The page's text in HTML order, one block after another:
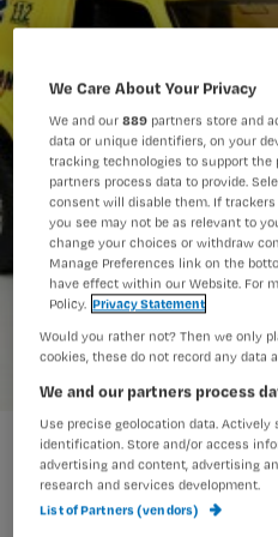
ambulance-1314422-
We Care About Your Privacy
We and our889 partners store and
data or unique identifiers, on your
tracking technologies to support the
partners process data to provide.
consent will disable them. If
you see may not be as relevant to
change your choices or withdraw
Manage Preferences link on the
have effect within our Website. For
Policy. Privacy Statement
Would you rather not? Then we only
cookies, these do not record any data
We and our partners process
Use precise geolocation data.
identification. Store and/or access
advertising and content, advertising
research and services development.
List of Partners (vendors)